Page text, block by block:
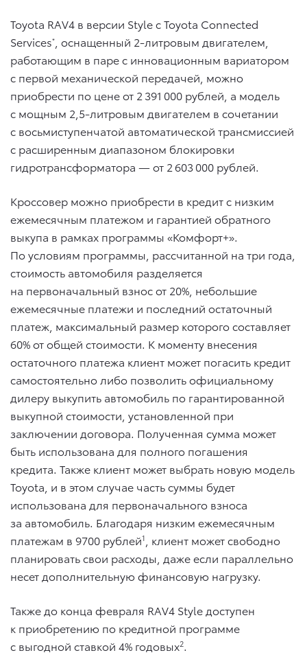
Toyota RAV4 в версии Style с Toyota Connected
Services* , оснащенный 2-литровым двигателем,
работающим в паре с инновационным вариатором
с первой механической передачей, можно
приобрести по цене от 2 391 000 рублей, а модель
с мощным 2,5-литровым двигателем в сочетании
с восьмиступенчатой автоматической трансмиссией
с расширенным диапазоном блокировки
гидротрансформатора — от 2 603 000 рублей.
Кроссовер можно приобрести в кредит с низким
ежемесячным платежом и гарантией обратного
выкупа в рамках программы «Комфорт+».
По условиям программы, рассчитанной на три года,
стоимость автомобиля разделяется
на первоначальный взнос от 20%, небольшие
ежемесячные платежи и последний остаточный
платеж, максимальный размер которого составляет
60% от общей стоимости. К моменту внесения
остаточного платежа клиент может погасить кредит
самостоятельно либо позволить официальному
дилеру выкупить автомобиль по гарантированной
выкупной стоимости, установленной при
заключении договора. Полученная сумма может
быть использована для полного погашения
кредита. Также клиент может выбрать новую модель
Toyota, и в этом случае часть суммы будет
использована для первоначального взноса
за автомобиль. Благодаря низким ежемесячным
платежам в 9700 рублей1
, клиент может свободно
планировать свои расходы, даже если параллельно
несет дополнительную финансовую нагрузку.
Также до конца февраля RAV4 Style доступен
к приобретению по кредитной программе
с выгодной ставкой 4% годовых2.